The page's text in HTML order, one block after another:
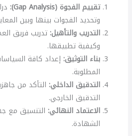
تقييم الفجوة (Gap Analysis):
وتحديد الفجوات بينها وبين
التدريب والتأهيل:تدريب فريق
وكيفية تطبيقها.
بناء التوثيق:إعداد كافة
المطلوبة.
التدقيق الداخلي:التأكد من
التدقيق الخارجي.
الاعتماد النهائي:التنسيق مع
الشهادة.